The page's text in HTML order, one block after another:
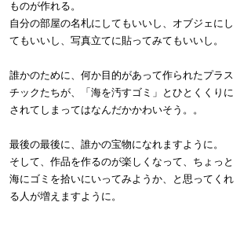
ものが作れる。
自分の部屋の名札にしてもいいし、オブジェにし
てもいいし、写真立てに貼ってみてもいいし。
誰かのために、何か目的があって作られたプラス
チックたちが、「海を汚すゴミ」とひとくくりに
されてしまってはなんだかかわいそう。。
最後の最後に、誰かの宝物になれますように。
そして、作品を作るのが楽しくなって、ちょっと
海にゴミを拾いにいってみようか、と思ってくれ
る人が増えますように。